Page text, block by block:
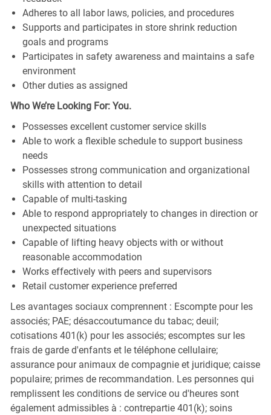
Adheres to all labor laws, policies, and procedures
Supports and participates in store shrink reduction
goals and programs
Participates in safety awareness and maintains a safe
environment
Other duties as assigned
Who We’re Looking For: You.
Possesses excellent customer service skills
Able to work a flexible schedule to support business
needs
Possesses strong communication and organizational
skills with attention to detail
Capable of multi-tasking
Able to respond appropriately to changes in direction or
unexpected situations
Capable of lifting heavy objects with or without
reasonable accommodation
Works effectively with peers and supervisors
Retail customer experience preferred
Les avantages sociaux comprennent : Escompte pour les
associés; PAE; désaccoutumance du tabac; deuil;
cotisations 401(k) pour les associés; escomptes sur les
frais de garde d'enfants et le téléphone cellulaire;
assurance pour animaux de compagnie et juridique; caisse
populaire; primes de recommandation. Les personnes qui
remplissent les conditions de service ou d'heures sont
également admissibles à : contrepartie 401(k); soins